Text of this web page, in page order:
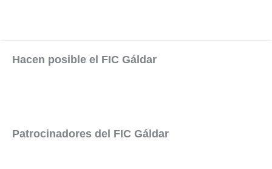
Hacen posible el FIC Gáldar
Patrocinadores del FIC Gáldar